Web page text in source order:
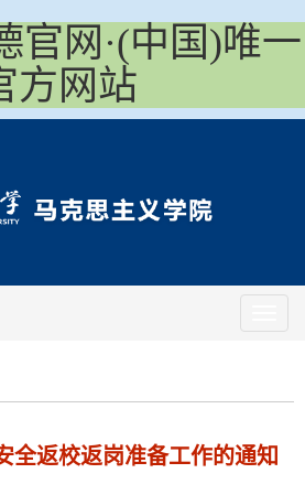
官网·(中国)唯一
方网站
全返校返岗准备工作的通知